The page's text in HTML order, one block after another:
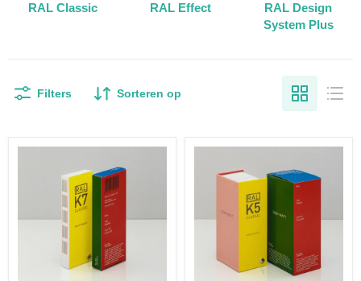
RAL Classic RAL Effect
RAL Design
System Plus
Filters Sorteren op